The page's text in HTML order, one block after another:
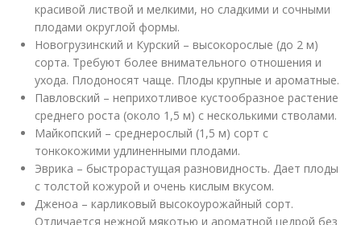
красивой листвой и мелкими, но сладкими и сочными
плодами округлой формы.
Новогрузинский и Курский – высокорослые (до 2 м)
сорта. Требуют более внимательного отношения и
ухода. Плодоносят чаще. Плоды крупные и ароматные.
Павловский – неприхотливое кустообразное растение
среднего роста (около 1,5 м) с несколькими стволами.
Майкопский – среднерослый (1,5 м) сорт с
тонкокожими удлиненными плодами.
Эврика – быстрорастущая разновидность. Дает плоды
с толстой кожурой и очень кислым вкусом.
Дженоа – карликовый высокоурожайный сорт.
Отличается нежной мякотью и ароматной цедрой без